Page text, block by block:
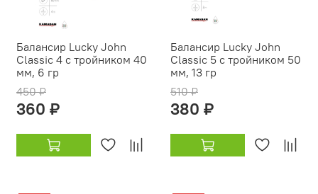
Балансир Lucky John
Classic 4 с тройником 40
мм, 6 гр
450 ₽
360 ₽
Балансир Lucky John
Classic 5 с тройником 50
мм, 13 гр
510 ₽
380 ₽